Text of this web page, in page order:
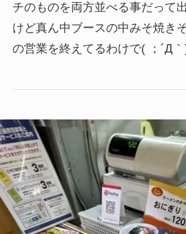
チのものを両方並べる事だって
けど真ん中ブースの中みそ焼き
の営業を終えてるわけで( ；´Д